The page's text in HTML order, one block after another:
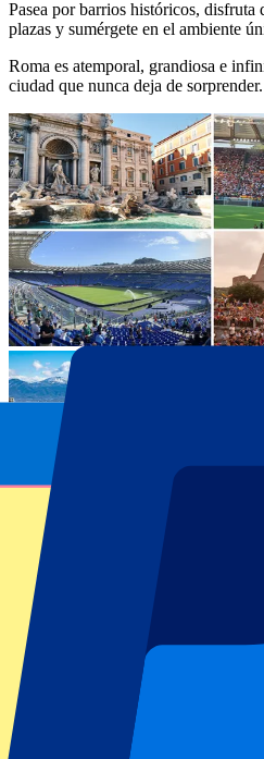
Pasea por barrios históricos, disfruta
plazas y sumérgete en el ambiente
Roma es atemporal, grandiosa e
ciudad que nunca deja de sorprender.
Siente la pasión de
Nápoles es una ciudad auténtica,
por su apasionada cultura
ricas tradiciones, la ciudad ofrece
conmovedora a los visitantes. Sin
que fútbol. Descubre por qué esta